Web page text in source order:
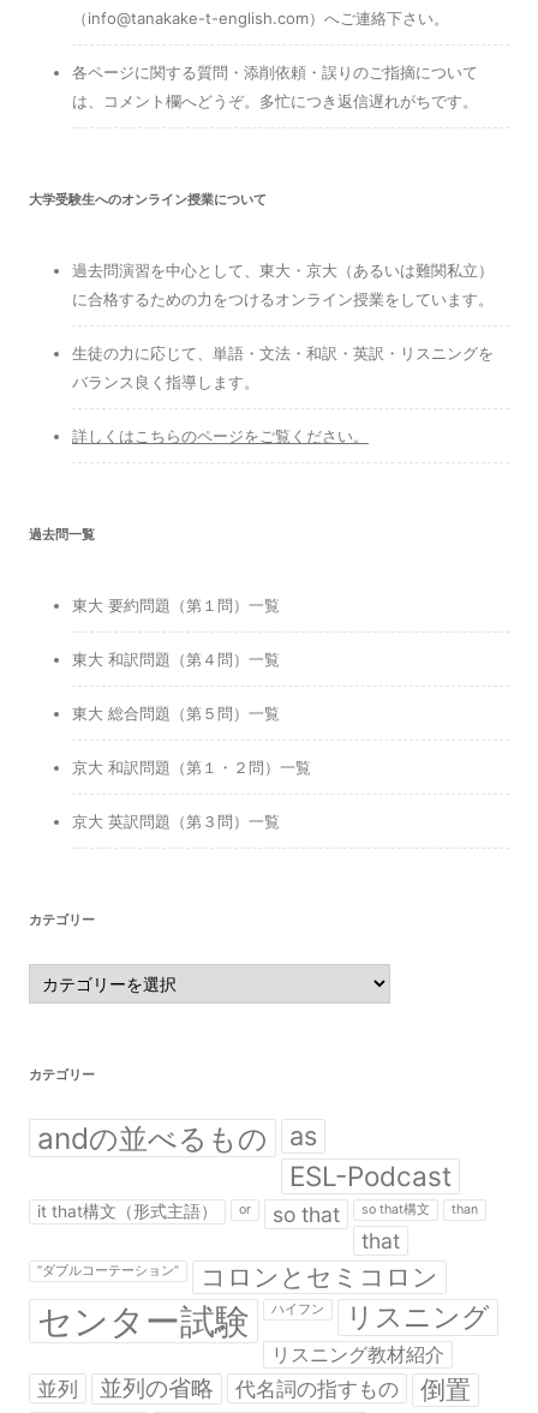
（info@tanakake-t-english.com）へご連絡下さい。
各ページに関する質問・添削依頼・誤りのご指摘について
は、コメント欄へどうぞ。多忙につき返信遅れがちです。
大学受験生へのオンライン授業について
過去問演習を中心として、東大・京大（あるいは難関私立）
に合格するための力をつけるオンライン授業をしています。
生徒の力に応じて、単語・文法・和訳・英訳・リスニングを
バランス良く指導します。
詳しくはこちらのページをご覧ください。
過去問一覧
東大 要約問題（第１問）一覧
東大 和訳問題（第４問）一覧
東大 総合問題（第５問）一覧
京大 和訳問題（第１・２問）一覧
京大 英訳問題（第３問）一覧
カテゴリー
カ
テ
ゴ
カテゴリー
andの並べるもの as
ESL-Podcast
it that構文（形式主語） or so that so that構文 than
that
“ダブルコーテーション” コロンとセミコロン
センター試験 ハイフン リスニング
リスニング教材紹介
並列 並列の省略 代名詞の指すもの 倒置